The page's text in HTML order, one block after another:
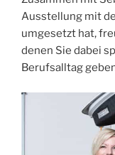
Ausstellung mit
umgesetzt hat,
denen Sie dabei
Berufsalltag